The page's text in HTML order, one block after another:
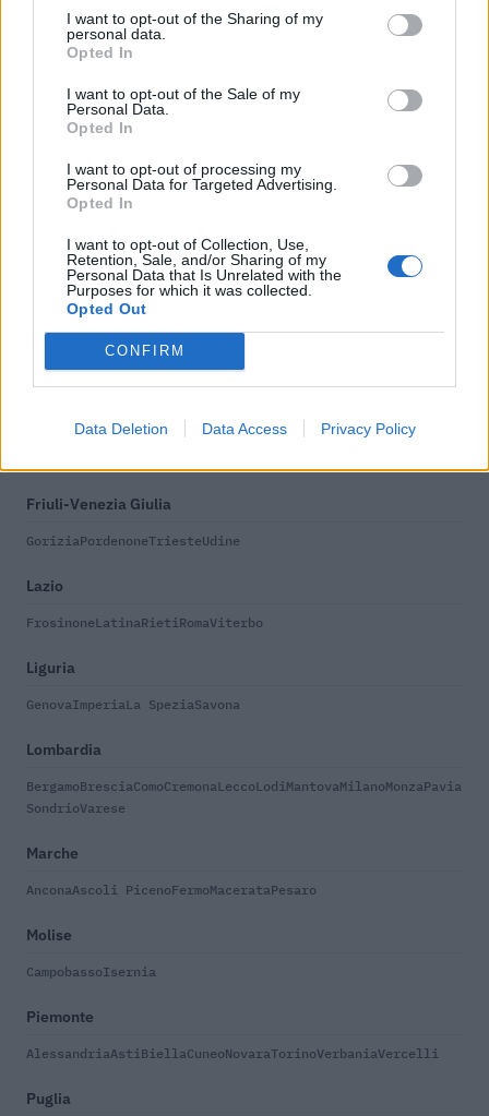
I want to opt-out of the Sharing of my
personal data.
Opted In
I want to opt-out of the Sale of my
Personal Data.
Opted In
I want to opt-out of processing my
Personal Data for Targeted Advertising.
Opted In
I want to opt-out of Collection, Use,
Retention, Sale, and/or Sharing of my
Personal Data that Is Unrelated with the
Purposes for which it was collected.
Opted Out
CONFIRM
Data Deletion Data Access Privacy Policy
Aziende per località Esplora la mappa →
ChietiL'Aquila Pescara
Matera Potenza
Calabria
CatanzaroCosenzaCrotoneReggio di CalabriaVibo Valentia
Campania
Benevento Caserta
BolognaFerraraForlì ModenaParmaPiacenza
Ravenna
Friuli-Venezia Giulia
GoriziaPordenoneTriesteUdine
Lazio
FrosinoneLatinaRietiRomaViterbo
Liguria
GenovaImperiaLa SpeziaSavona
Lombardia
BergamoBresciaComoCremonaLeccoLodiMantovaMilanoMonzaPavia
SondrioVarese
Marche
AnconaAscoli PicenoFermoMacerataPesaro
Molise
CampobassoIsernia
Piemonte
AlessandriaAstiBiellaCuneoNovaraTorinoVerbaniaVercelli
Puglia